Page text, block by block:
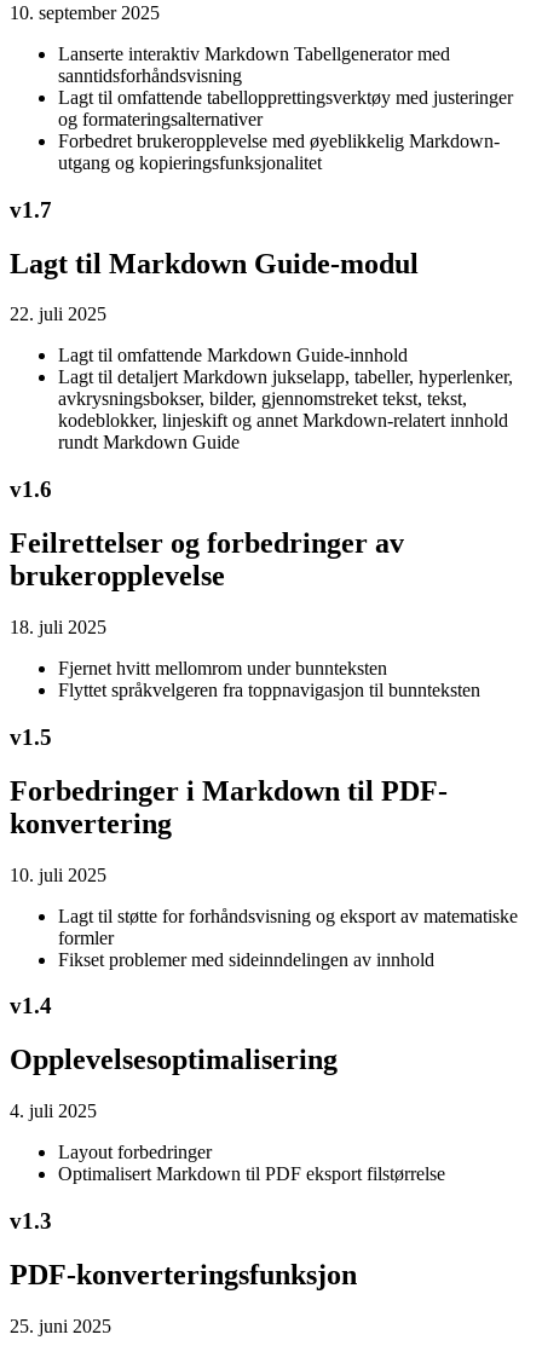
10. september 2025
Lanserte interaktiv Markdown Tabellgenerator med
sanntidsforhåndsvisning
Lagt til omfattende tabellopprettingsverktøy med justeringer
og formateringsalternativer
Forbedret brukeropplevelse med øyeblikkelig Markdown-
utgang og kopieringsfunksjonalitet
v1.7
Lagt til Markdown Guide-modul
22. juli 2025
Lagt til omfattende Markdown Guide-innhold
Lagt til detaljert Markdown jukselapp, tabeller, hyperlenker,
avkrysningsbokser, bilder, gjennomstreket tekst, tekst,
kodeblokker, linjeskift og annet Markdown-relatert innhold
rundt Markdown Guide
v1.6
Feilrettelser og forbedringer av
brukeropplevelse
18. juli 2025
Fjernet hvitt mellomrom under bunnteksten
Flyttet språkvelgeren fra toppnavigasjon til bunnteksten
v1.5
Forbedringer i Markdown til PDF-
konvertering
10. juli 2025
Lagt til støtte for forhåndsvisning og eksport av matematiske
formler
Fikset problemer med sideinndelingen av innhold
v1.4
Opplevelsesoptimalisering
4. juli 2025
Layout forbedringer
Optimalisert Markdown til PDF eksport filstørrelse
v1.3
PDF-konverteringsfunksjon
25. juni 2025